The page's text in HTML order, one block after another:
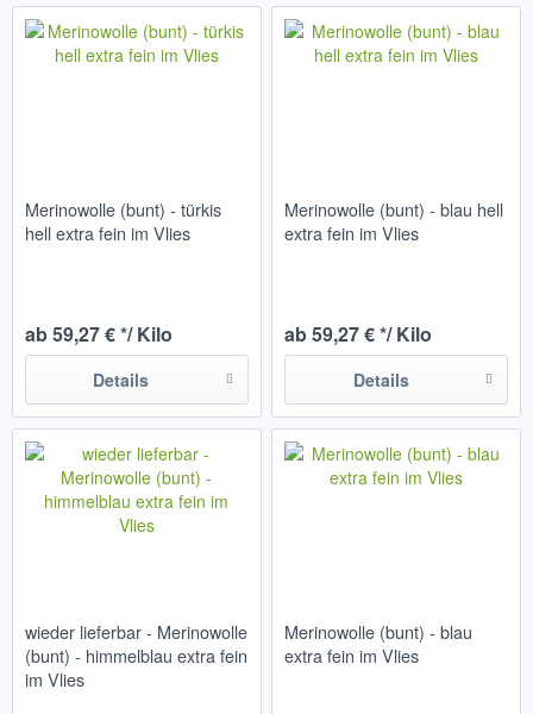
Merinowolle (bunt) - türkis
hell extra fein im Vlies
ab 59,27 € */ Kilo
Details
Merinowolle (bunt) - blau hell
extra fein im Vlies
ab 59,27 € */ Kilo
Details
wieder lieferbar - Merinowolle
(bunt) - himmelblau extra fein
im Vlies
Merinowolle (bunt) - blau
extra fein im Vlies